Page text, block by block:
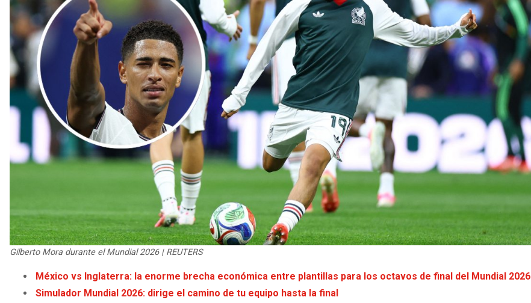
Gilberto Mora durante el Mundial 2026 | REUTERS
México vs Inglaterra: la enorme brecha económica entre plantillas para los octavos de final del Mundial 2026
Simulador Mundial 2026: dirige el camino de tu equipo hasta la final